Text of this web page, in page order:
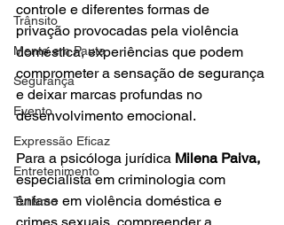
Trânsito
Mente em Pauta
Segurança
Evento
Expressão Eficaz
Entretenimento
Turismo
controle e diferentes formas de
privação provocadas pela violência
doméstica, experiências que podem
comprometer a sensação de segurança
e deixar marcas profundas no
desenvolvimento emocional.
Para a psicóloga jurídica Milena Paiva,
especialista em criminologia com
ênfase em violência doméstica e